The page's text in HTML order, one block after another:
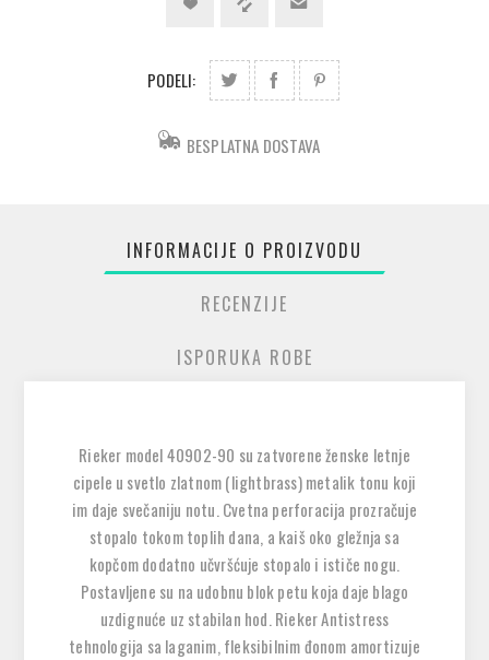
PODELI:
BESPLATNA DOSTAVA
INFORMACIJE O PROIZVODU
RECENZIJE
ISPORUKA ROBE
Rieker model 40902-90 su zatvorene ženske letnje
cipele u svetlo zlatnom (lightbrass) metalik tonu koji
im daje svečaniju notu. Cvetna perforacija prozračuje
stopalo tokom toplih dana, a kaiš oko gležnja sa
kopčom dodatno učvršćuje stopalo i ističe nogu.
Postavljene su na udobnu blok petu koja daje blago
uzdignuće uz stabilan hod. Rieker Antistress
tehnologija sa laganim, fleksibilnim đonom amortizuje